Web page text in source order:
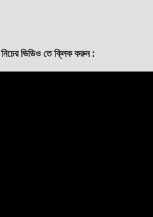
নিচের ভিডিও তে ক্লিক করুন :